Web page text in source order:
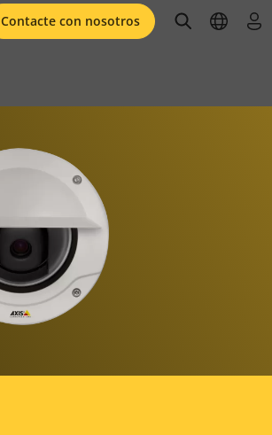
Contacte con nosotros openopen